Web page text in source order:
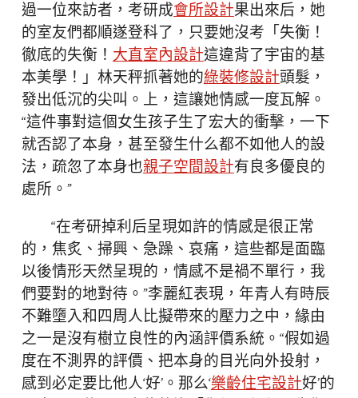
過一位來訪者，考研成會所設計果出來后，她
的室友們都順遂登科了，只要她沒考「失衡！
徹底的失衡！大直室內設計這違背了宇宙的基
本美學！」林天秤抓著她的綠裝修設計頭髮，
發出低沉的尖叫。上，這讓她情感一度瓦解。
“這件事對這個女生孩子生了宏大的衝擊，一下
就否認了本身，甚至發生什么都不如他人的設
法，疏忽了本身也親子空間設計有良多優良的
處所。”
“在考研掉利后呈現如許的情感是很正常
的，焦炙、掃興、急躁、哀痛，這些都是面臨
以後情形天然呈現的，情感不是禍不單行，我
們要對的地對待。”李麗紅表現，年青人有時辰
不難墮入和四周人比擬帶來的壓力之中，緣由
之一是沒有樹立良性的內涵評價系統。“假如過
度在不測界的評價、把本身的目光向外投射，
感到必定要比他人‘好’。那么‘樂齡住宅設計好’的